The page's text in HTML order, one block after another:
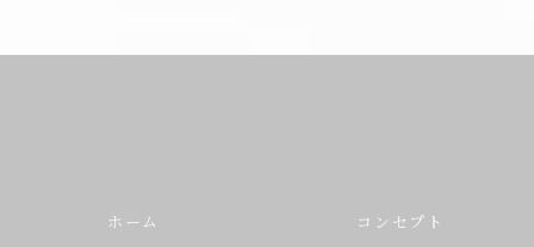
ホーム コンセプト